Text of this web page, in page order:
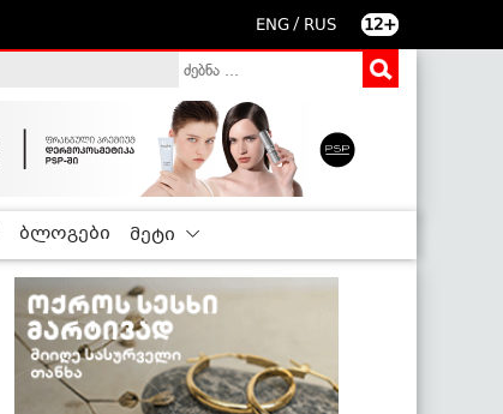
ENG / RUS 12+
ბლოგები მეტი